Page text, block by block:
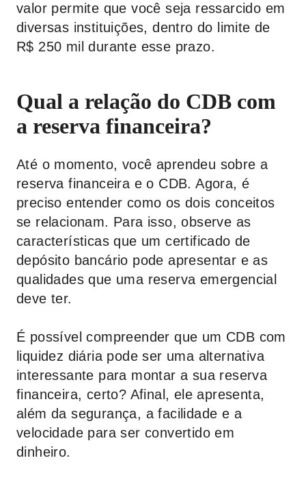
valor permite que você seja ressarcido em
diversas instituições, dentro do limite de
R$ 250 mil durante esse prazo.
Qual a relação do CDB com
a reserva financeira?
Até o momento, você aprendeu sobre a
reserva financeira e o CDB. Agora, é
preciso entender como os dois conceitos
se relacionam. Para isso, observe as
características que um certificado de
depósito bancário pode apresentar e as
qualidades que uma reserva emergencial
deve ter.
É possível compreender que um CDB com
liquidez diária pode ser uma alternativa
interessante para montar a sua reserva
financeira, certo? Afinal, ele apresenta,
além da segurança, a facilidade e a
velocidade para ser convertido em
dinheiro.